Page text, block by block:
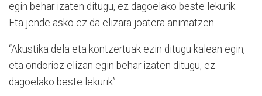
egin behar izaten ditugu, ez dagoelako beste lekurik.
Eta jende asko ez da elizara joatera animatzen.
“Akustika dela eta kontzertuak ezin ditugu kalean egin,
eta ondorioz elizan egin behar izaten ditugu, ez
dagoelako beste lekurik”